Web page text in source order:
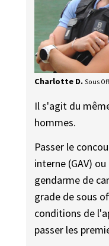
Charlotte D. Sous
Il s'agit du
hommes.
Passer le
interne (GAV)
gendarme de
grade de sous
conditions de
passer les